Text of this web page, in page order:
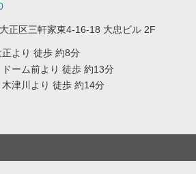
正区三軒家東4-16-18 大忠ビル 2F
より 徒歩 約8分
ドーム前より 徒歩 約13分
津川より 徒歩 約14分